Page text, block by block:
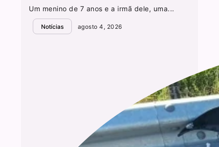
Um menino de 7 anos e a irmã dele, uma...
Notícias agosto 4, 2026